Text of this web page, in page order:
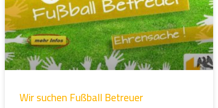
Wir suchen Fußball Betreuer